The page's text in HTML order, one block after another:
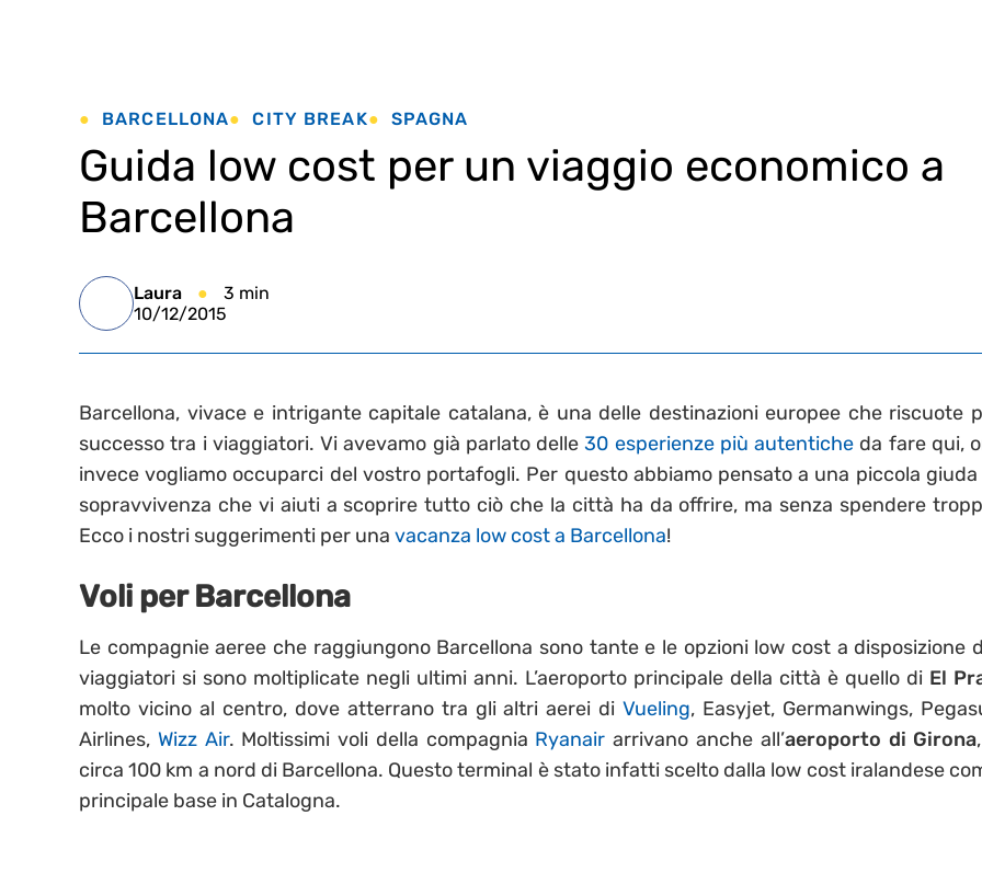
BARCELLONA CITY BREAK SPAGNA
Guida low cost per un viaggio economico a
Barcellona
Laura
3 min
10/12/2015
Barcellona, vivace e intrigante capitale catalana, è una delle destinazioni europee che riscuote
successo tra i viaggiatori. Vi avevamo già parlato delle30 esperienze più autentiche da fare qui,
invece vogliamo occuparci del vostro portafogli. Per questo abbiamo pensato a una piccola giuda
sopravvivenza che vi aiuti a scoprire tutto ciò che la città ha da offrire, ma senza spendere
Ecco i nostri suggerimenti per una vacanza low cost a Barcellona!
Voli per Barcellona
Le compagnie aeree che raggiungono Barcellona sono tante e le opzioni low cost a disposizione
viaggiatori si sono moltiplicate negli ultimi anni. L’aeroporto principale della città è quello di El
molto vicino al centro, dove atterrano tra gli altri aerei diVueling, Easyjet, Germanwings,
Airlines, Wizz Air. Moltissimi voli della compagnia Ryanair arrivano anche all’aeroporto di Girona
circa 100 km a nord di Barcellona. Questo terminal è stato infatti scelto dalla low cost iralandese
principale base in Catalogna.